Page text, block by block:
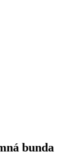
bunda